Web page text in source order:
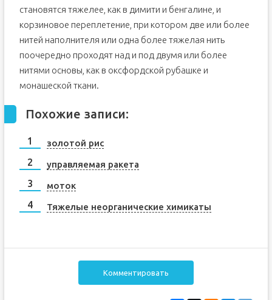
становятся тяжелее, как в димити и бенгалине, и
корзиновое переплетение, при котором две или более
нитей наполнителя или одна более тяжелая нить
поочередно проходят над и под двумя или более
нитями основы, как в оксфордской рубашке и
монашеской ткани.
Похожие записи:
золотой рис
управляемая ракета
моток
Тяжелые неорганические химикаты
Комментировать